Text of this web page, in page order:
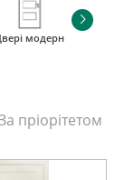
модерн
пріорітетом